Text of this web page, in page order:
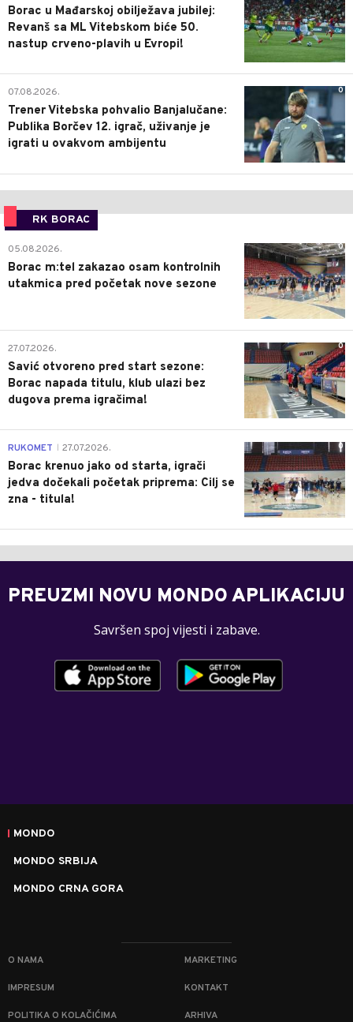
Borac u Mađarskoj obilježava jubilej:
Revanš sa ML Vitebskom biće 50.
nastup crveno-plavih u Evropi!
0
07.08.2026.
Trener Vitebska pohvalio Banjalučane:
Publika Borčev 12. igrač, uživanje je
igrati u ovakvom ambijentu
RK BORAC
0
05.08.2026.
Borac m:tel zakazao osam kontrolnih
utakmica pred početak nove sezone
0
27.07.2026.
Savić otvoreno pred start sezone:
Borac napada titulu, klub ulazi bez
dugova prema igračima!
0
RUKOMET 27.07.2026.
Borac krenuo jako od starta, igrači
jedva dočekali početak priprema: Cilj se
zna - titula!
PREUZMI NOVU MONDO APLIKACIJU
Savršen spoj vijesti i zabave.
MONDO
MONDO SRBIJA
MONDO CRNA GORA
O NAMA MARKETING
IMPRESUM KONTAKT
POLITIKA O KOLAČIĆIMA ARHIVA